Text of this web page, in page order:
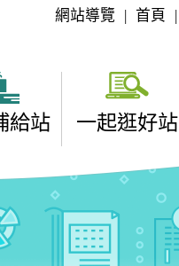
網站導覽 | 首頁 |
給站 一起逛好站